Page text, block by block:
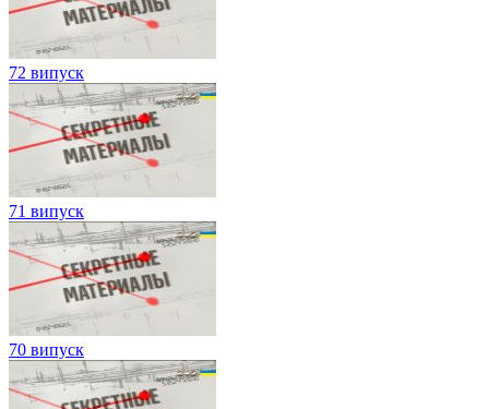
72 випуск
71 випуск
70 випуск